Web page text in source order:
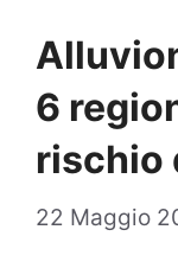
6
rischio
22 Maggio